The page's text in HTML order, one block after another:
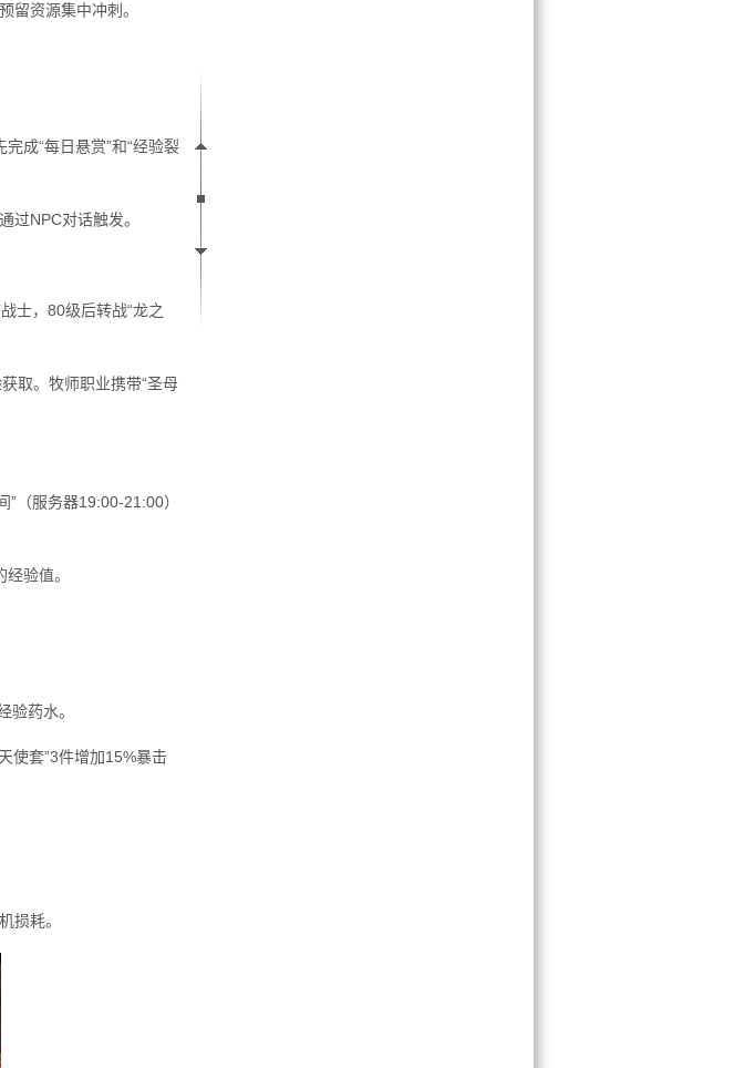
留资源集中冲刺。
成“每日悬赏”和“经验裂
过NPC对话触发。
士，80级后转战“龙之
取。牧师职业携带“圣母
”（服务器19:00-21:00）
验值。
验药水。
使套”3件增加15%暴击
损耗。